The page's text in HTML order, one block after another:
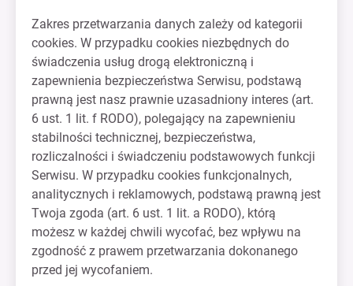
Zakres przetwarzania danych zależy od kategorii
cookies. W przypadku cookies niezbędnych do
świadczenia usług drogą elektroniczną i
zapewnienia bezpieczeństwa Serwisu, podstawą
prawną jest nasz prawnie uzasadniony interes (art.
6 ust. 1 lit. f RODO), polegający na zapewnieniu
stabilności technicznej, bezpieczeństwa,
rozliczalności i świadczeniu podstawowych funkcji
Serwisu. W przypadku cookies funkcjonalnych,
analitycznych i reklamowych, podstawą prawną jest
Twoja zgoda (art. 6 ust. 1 lit. a RODO), którą
możesz w każdej chwili wycofać, bez wpływu na
zgodność z prawem przetwarzania dokonanego
przed jej wycofaniem.